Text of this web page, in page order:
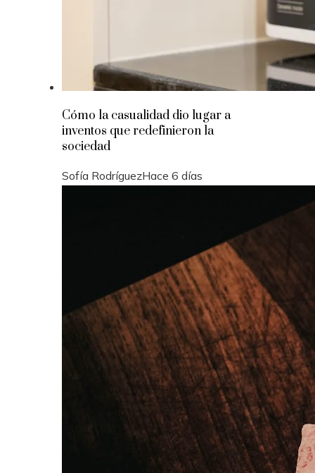
Cómo la casualidad dio lugar a
inventos que redefinieron la
sociedad
Sofía RodríguezHace 6 días